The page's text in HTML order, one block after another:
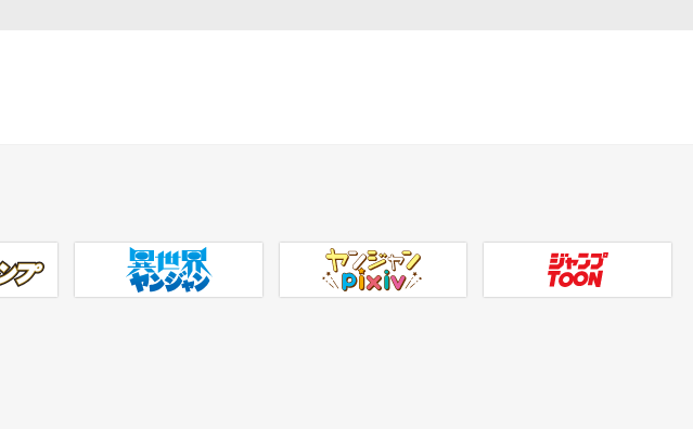
異世界ヤンジャン ヤンジャンpixiv ジャンプTOON